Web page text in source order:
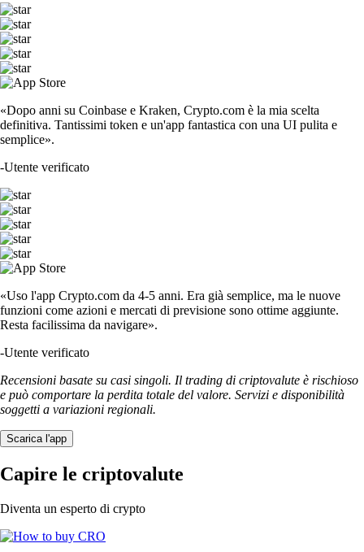
«Dopo anni su Coinbase e Kraken, Crypto.com è la mia scelta
definitiva. Tantissimi token e un'app fantastica con una UI pulita e
semplice».
-Utente verificato
«Uso l'app Crypto.com da 4-5 anni. Era già semplice, ma le nuove
funzioni come azioni e mercati di previsione sono ottime aggiunte.
Resta facilissima da navigare».
-Utente verificato
Recensioni basate su casi singoli. Il trading di criptovalute è rischioso
e può comportare la perdita totale del valore. Servizi e disponibilità
soggetti a variazioni regionali.
Scarica l'app
Capire le criptovalute
Diventa un esperto di crypto